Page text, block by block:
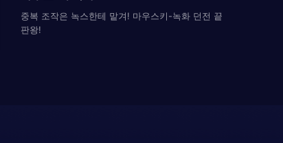
중복 조작은 녹스한테 맡겨! 마우스키-녹화 던전 끝
판왕!